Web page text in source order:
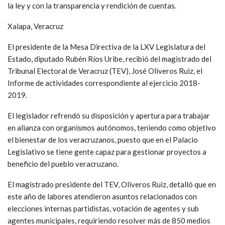
la ley y con la transparencia y rendición de cuentas.
Xalapa, Veracruz
El presidente de la Mesa Directiva de la LXV Legislatura del
Estado, diputado Rubén Ríos Uribe, recibió del magistrado del
Tribunal Electoral de Veracruz (TEV), José Oliveros Ruiz, el
Informe de actividades correspondiente al ejercicio 2018-
2019.
El legislador refrendó su disposición y apertura para trabajar
en alianza con organismos autónomos, teniendo como objetivo
el bienestar de los veracruzanos, puesto que en el Palacio
Legislativo se tiene gente capaz para gestionar proyectos a
beneficio del pueblo veracruzano.
El magistrado presidente del TEV, Oliveros Ruiz, detalló que en
este año de labores atendieron asuntos relacionados con
elecciones internas partidistas, votación de agentes y sub
agentes municipales, requiriendo resolver más de 850 medios